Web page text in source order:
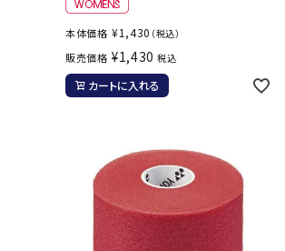
本体価格 ¥1,430 （税込）
販売価格 ¥1,430 税込
カートに入れる